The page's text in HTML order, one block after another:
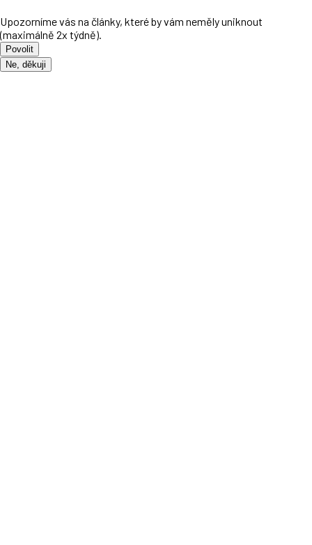
Upozorníme vás na články, které by vám neměly uniknout
(maximálně 2x týdně).
Povolit
Ne, děkuji